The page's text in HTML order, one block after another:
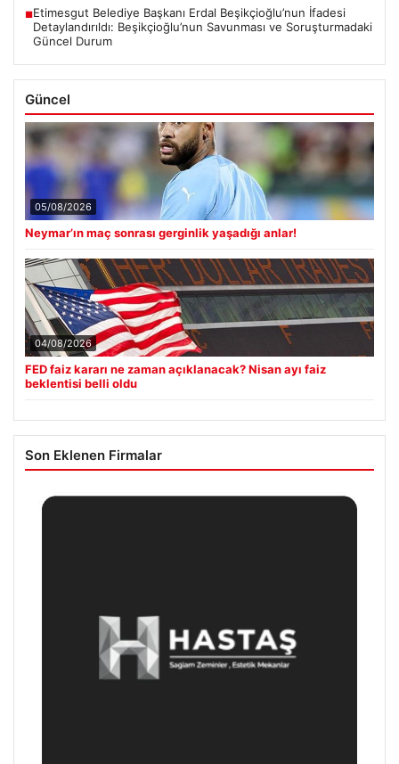
■Etimesgut Belediye Başkanı Erdal Beşikçioğlu’nun İfadesi
Detaylandırıldı: Beşikçioğlu’nun Savunması ve Soruşturmadaki
Güncel Durum
Güncel
05/08/2026
Neymar’ın maç sonrası gerginlik yaşadığı anlar!
04/08/2026
FED faiz kararı ne zaman açıklanacak? Nisan ayı faiz
beklentisi belli oldu
Son Eklenen Firmalar